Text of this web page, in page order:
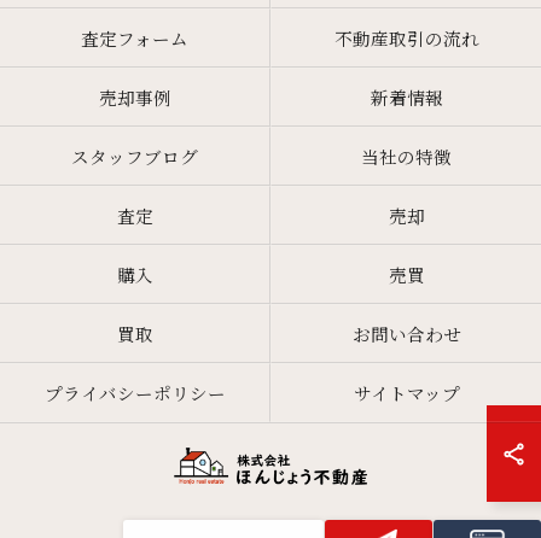
査定フォーム 不動産取引の流れ
売却事例 新着情報
スタッフブログ 当社の特徴
査定 売却
購入 売買
買取 お問い合わせ
プライバシーポリシー サイトマップ